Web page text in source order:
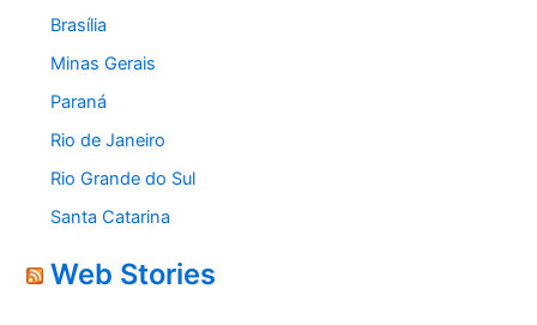
Brasília
Minas Gerais
Paraná
Rio de Janeiro
Rio Grande do Sul
Santa Catarina
Web Stories